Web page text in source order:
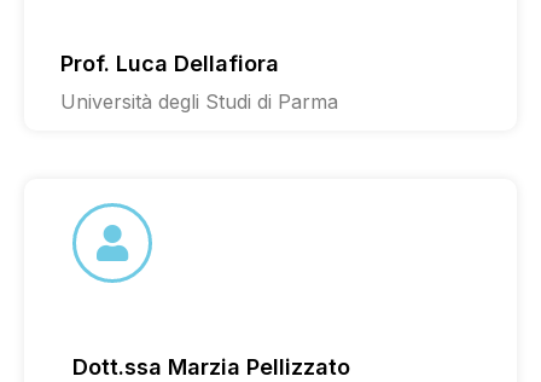
Prof. Luca Dellafiora
Università degli Studi di Parma
Dott.ssa Marzia Pellizzato